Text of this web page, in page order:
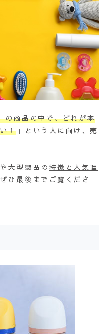
商品の中で、どれが本
！ 」という人に向け、売
大型製品の 特徴と人気理
ひ最後までご覧くださ